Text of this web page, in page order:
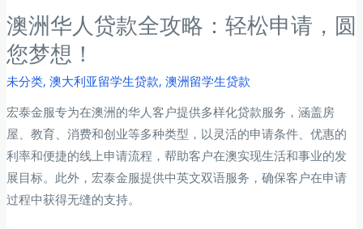
步
澳洲华人贷款全攻略：轻松申请，圆
您梦想！
未分类, 澳大利亚留学生贷款, 澳洲留学生贷款
宏泰金服专为在澳洲的华人客户提供多样化贷款服务，涵盖房
屋、教育、消费和创业等多种类型，以灵活的申请条件、优惠的
利率和便捷的线上申请流程，帮助客户在澳实现生活和事业的发
展目标。此外，宏泰金服提供中英文双语服务，确保客户在申请
过程中获得无缝的支持。